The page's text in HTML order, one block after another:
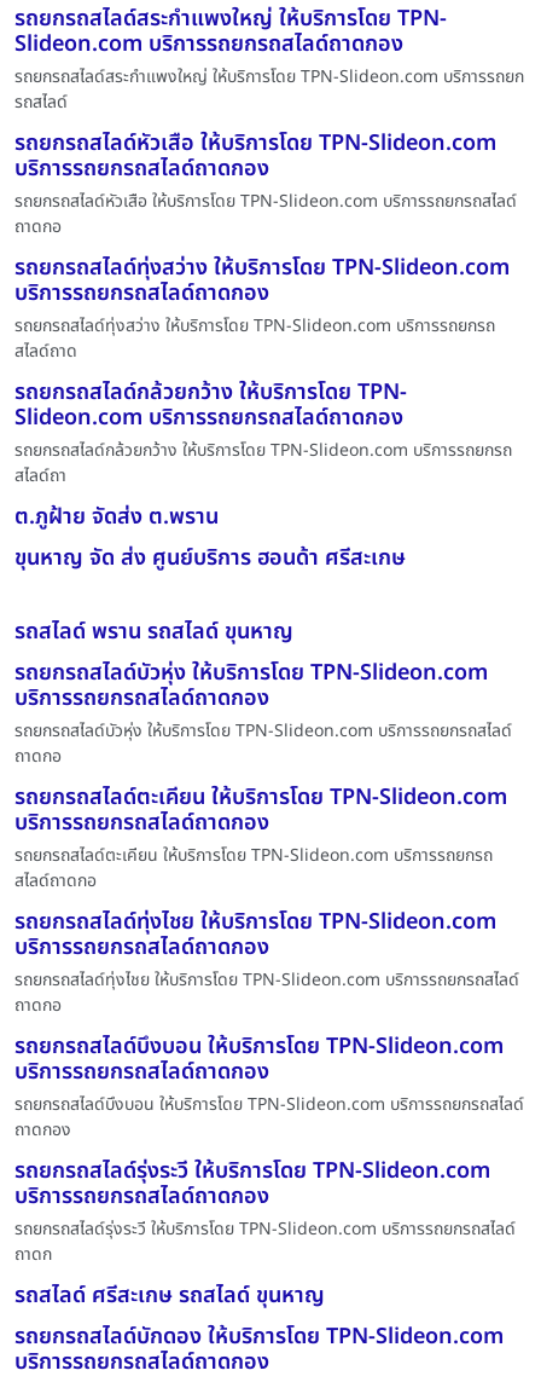
รถยกรถสไลด์สระกำแพงใหญ่ ให้บริการโดย TPN-
Slideon.com บริการรถยกรถสไลด์ถาดกอง
รถยกรถสไลด์สระกำแพงใหญ่ ให้บริการโดย TPN-Slideon.com บริการรถยก
รถสไลด์
รถยกรถสไลด์หัวเสือ ให้บริการโดย TPN-Slideon.com
บริการรถยกรถสไลด์ถาดกอง
รถยกรถสไลด์หัวเสือ ให้บริการโดย TPN-Slideon.com บริการรถยกรถสไลด์
ถาดกอ
รถยกรถสไลด์ทุ่งสว่าง ให้บริการโดย TPN-Slideon.com
บริการรถยกรถสไลด์ถาดกอง
รถยกรถสไลด์ทุ่งสว่าง ให้บริการโดย TPN-Slideon.com บริการรถยกรถ
สไลด์ถาด
รถยกรถสไลด์กล้วยกว้าง ให้บริการโดย TPN-
Slideon.com บริการรถยกรถสไลด์ถาดกอง
รถยกรถสไลด์กล้วยกว้าง ให้บริการโดย TPN-Slideon.com บริการรถยกรถ
สไลด์ถา
ต.ภูฝ้าย จัดส่ง ต.พราน
ขุนหาญ จัด ส่ง ศูนย์บริการ ฮอนด้า ศรีสะเกษ
รถสไลด์ พราน รถสไลด์ ขุนหาญ
รถยกรถสไลด์บัวหุ่ง ให้บริการโดย TPN-Slideon.com
บริการรถยกรถสไลด์ถาดกอง
รถยกรถสไลด์บัวหุ่ง ให้บริการโดย TPN-Slideon.com บริการรถยกรถสไลด์
ถาดกอ
รถยกรถสไลด์ตะเคียน ให้บริการโดย TPN-Slideon.com
บริการรถยกรถสไลด์ถาดกอง
รถยกรถสไลด์ตะเคียน ให้บริการโดย TPN-Slideon.com บริการรถยกรถ
สไลด์ถาดกอ
รถยกรถสไลด์ทุ่งไชย ให้บริการโดย TPN-Slideon.com
บริการรถยกรถสไลด์ถาดกอง
รถยกรถสไลด์ทุ่งไชย ให้บริการโดย TPN-Slideon.com บริการรถยกรถสไลด์
ถาดกอ
รถยกรถสไลด์บึงบอน ให้บริการโดย TPN-Slideon.com
บริการรถยกรถสไลด์ถาดกอง
รถยกรถสไลด์บึงบอน ให้บริการโดย TPN-Slideon.com บริการรถยกรถสไลด์
ถาดกอง
รถยกรถสไลด์รุ่งระวี ให้บริการโดย TPN-Slideon.com
บริการรถยกรถสไลด์ถาดกอง
รถยกรถสไลด์รุ่งระวี ให้บริการโดย TPN-Slideon.com บริการรถยกรถสไลด์
ถาดก
รถสไลด์ ศรีสะเกษ รถสไลด์ ขุนหาญ
รถยกรถสไลด์บักดอง ให้บริการโดย TPN-Slideon.com
บริการรถยกรถสไลด์ถาดกอง